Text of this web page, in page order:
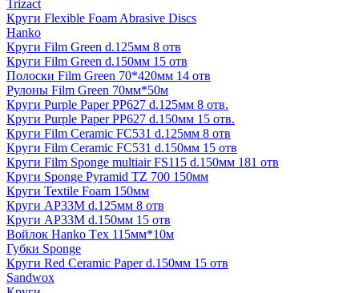
Trizact
Круги Flexible Foam Abrasive Discs
Hanko
Круги Film Green d.125мм 8 отв
Круги Film Green d.150мм 15 отв
Полоски Film Green 70*420мм 14 отв
Рулоны Film Green 70мм*50м
Круги Purple Paper PP627 d.125мм 8 отв.
Круги Purple Paper PP627 d.150мм 15 отв.
Круги Film Ceramic FC531 d.125мм 8 отв
Круги Film Ceramic FC531 d.150мм 15 отв
Круги Film Sponge multiair FS115 d.150мм 181 отв
Круги Sponge Pyramid TZ 700 150мм
Круги Textile Foam 150мм
Круги AP33M d.125мм 8 отв
Круги AP33M d.150мм 15 отв
Войлок Hanko Tех 115мм*10м
Губки Sponge
Круги Red Ceramic Paper d.150мм 15 отв
Sandwox